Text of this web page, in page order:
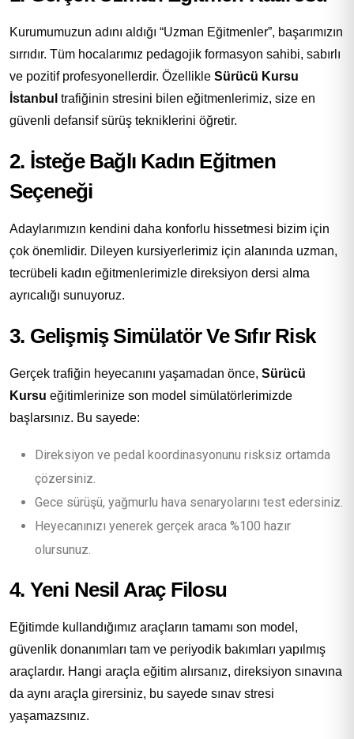
Kurumumuzun adını aldığı “Uzman Eğitmenler”, başarımızın
sırrıdır. Tüm hocalarımız pedagojik formasyon sahibi, sabırlı
ve pozitif profesyonellerdir. Özellikle Sürücü Kursu
İstanbul trafiğinin stresini bilen eğitmenlerimiz, size en
güvenli defansif sürüş tekniklerini öğretir.
2. İsteğe Bağlı Kadın Eğitmen
Seçeneği
Adaylarımızın kendini daha konforlu hissetmesi bizim için
çok önemlidir. Dileyen kursiyerlerimiz için alanında uzman,
tecrübeli kadın eğitmenlerimizle direksiyon dersi alma
ayrıcalığı sunuyoruz.
3. Gelişmiş Simülatör Ve Sıfır Risk
Gerçek trafiğin heyecanını yaşamadan önce, Sürücü
Kursu eğitimlerinize son model simülatörlerimizde
başlarsınız. Bu sayede:
Direksiyon ve pedal koordinasyonunu risksiz ortamda
çözersiniz.
Gece sürüşü, yağmurlu hava senaryolarını test edersiniz.
Heyecanınızı yenerek gerçek araca %100 hazır
olursunuz.
4. Yeni Nesil Araç Filosu
Eğitimde kullandığımız araçların tamamı son model,
güvenlik donanımları tam ve periyodik bakımları yapılmış
araçlardır. Hangi araçla eğitim alırsanız, direksiyon sınavına
da aynı araçla girersiniz, bu sayede sınav stresi
yaşamazsınız.